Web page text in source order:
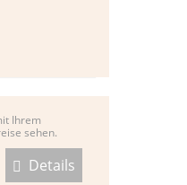
Ihrem
sehen.
Details